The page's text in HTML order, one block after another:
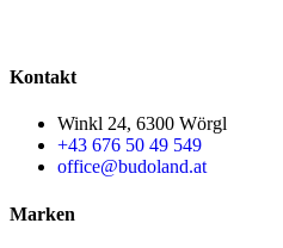
Kontakt
Winkl 24, 6300 Wörgl
+43 676 50 49 549
office@budoland.at
Marken